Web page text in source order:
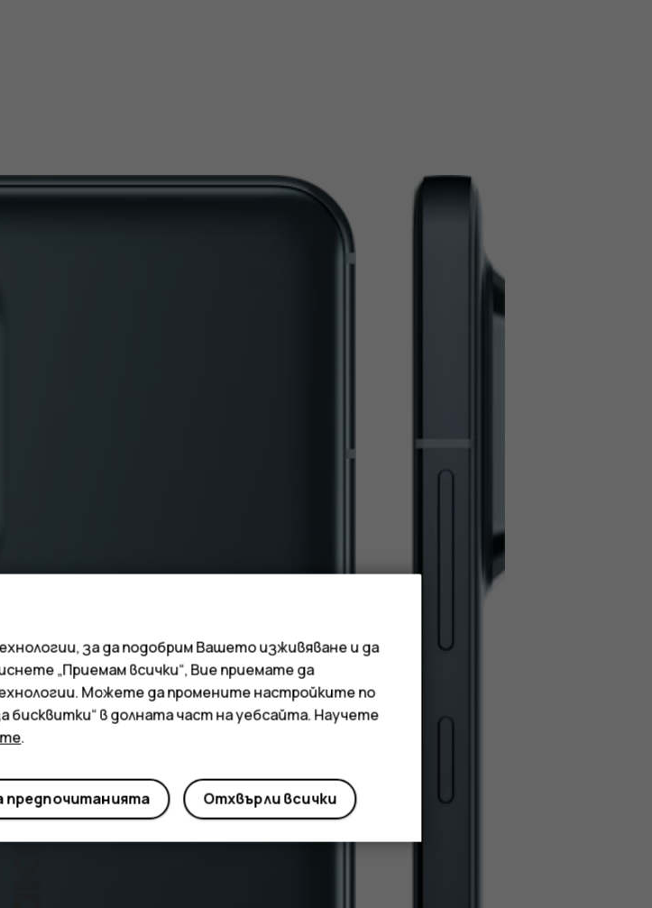
за да подобрим Вашето изживяване и да
„Приемам всички“, Вие приемате да
Можете да промените настройките по
бисквитки“ в долната част на уебсайта. Научете
.
Отхвърли всички
предпочитанията